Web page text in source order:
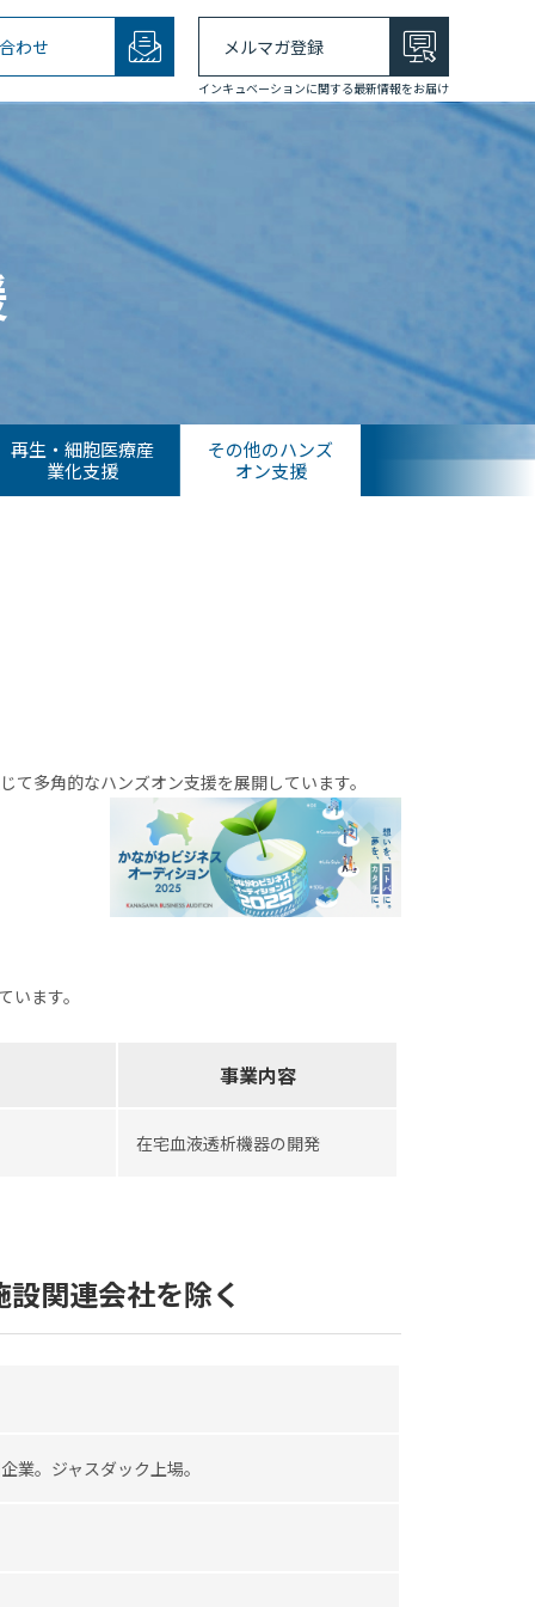
わせ メルマガ登録
インキュベーションに関する最新情報をお届け
再生・細胞医療産
業化支援
その他のハンズ
オン支援
多角的なハンズオン支援を展開しています。
ます。
事業内容
在宅血液透析機器の開発
関連会社を除く
業。ジャスダック上場。